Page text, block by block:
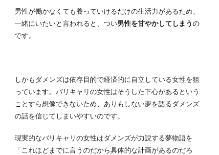
男性が働かなくても養っていけるだけの生活力があるため、
一緒にいたいと言われると、つい男性を甘やかしてしまうの
です。
しかもダメンズは依存目的で経済的に自立している女性を狙
っています。バリキャリの女性はそうした下心があるという
ことすら想像できないため、ありもしない夢を語るダメンズ
の話を信じてしまいやすいのです。
現実的なバリキャリの女性はダメンズが力説する夢物語を
「これほどまでに言うのだから具体的な計画があるのだろ